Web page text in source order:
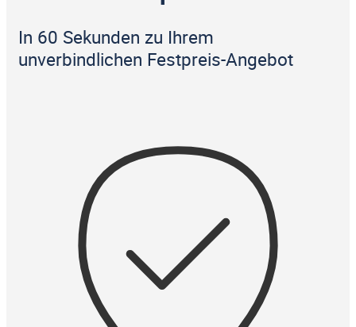
In 60 Sekunden zu Ihrem
unverbindlichen Festpreis-Angebot